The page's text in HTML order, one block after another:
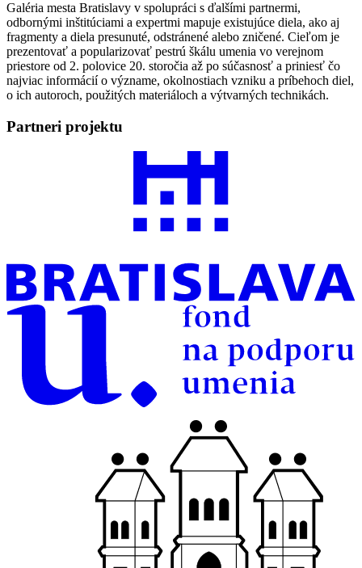
Galéria mesta Bratislavy v spolupráci s ďalšími partnermi,
odbornými inštitúciami a expertmi mapuje existujúce diela, ako aj
fragmenty a diela presunuté, odstránené alebo zničené. Cieľom je
prezentovať a popularizovať pestrú škálu umenia vo verejnom
priestore od 2. polovice 20. storočia až po súčasnosť a priniesť čo
najviac informácií o význame, okolnostiach vzniku a príbehoch diel,
o ich autoroch, použitých materiáloch a výtvarných technikách.
Partneri projektu